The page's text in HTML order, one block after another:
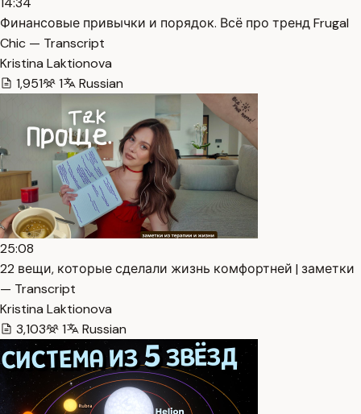
Финансовые привычки и порядок. Всё про тренд Frugal
Chic — Transcript
Kristina Laktionova
1,951
1 Russian
25:08
22 вещи, которые сделали жизнь комфортней | заметки
— Transcript
Kristina Laktionova
3,103
1 Russian